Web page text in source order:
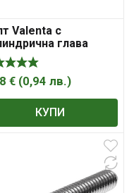
Valenta с
глава
шестостен
M10x100
мм, DIN 912
€ (0,94 лв.)
КУПИ